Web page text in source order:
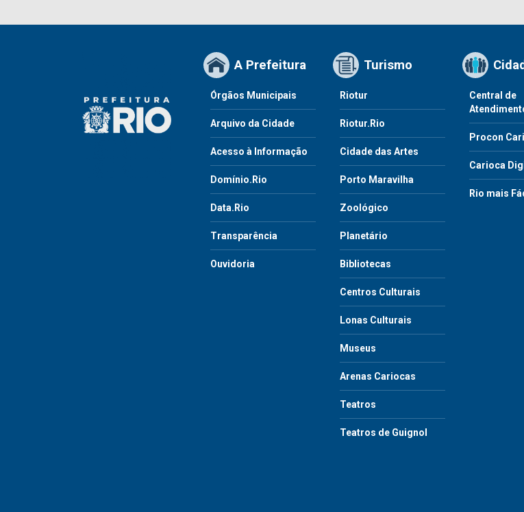
A Prefeitura
Órgãos Municipais
Arquivo da Cidade
Acesso à Informação
Domínio.Rio
Data.Rio
Transparência
Ouvidoria
Turismo
Riotur
Riotur.Rio
Cidade das Artes
Porto Maravilha
Zoológico
Planetário
Bibliotecas
Centros Culturais
Lonas Culturais
Museus
Arenas Cariocas
Teatros
Teatros de Guignol
Central de
Procon
Carioca
Rio mais